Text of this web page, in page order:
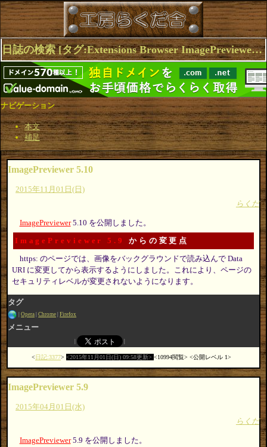
日誌の検索 [タグ:Extensions Browser ImagePreviewer] 1～4(4件中)
ナビゲーション
本文
補足
ImagePreviewer 5.10
2015年11月01日(日)
らくだ
ImagePreviewer5.10 を公開しました。
ImagePreviewer 5.9 からの変更点
https: のページでは、画像をバックグラウンドで読み込んで Data
URI に変更してから表示するようにしました。これにより、ページの
セキュリティレベルが変更されないようになります。
タグ
Opera Chrome Firefox
メニュー
日記:3377 2015年11月01日(日) 09:58更新 10994閲覧 公開レベル 1
ImagePreviewer 5.9
2015年04月01日(水)
らくだ
ImagePreviewer5.9 を公開しました。